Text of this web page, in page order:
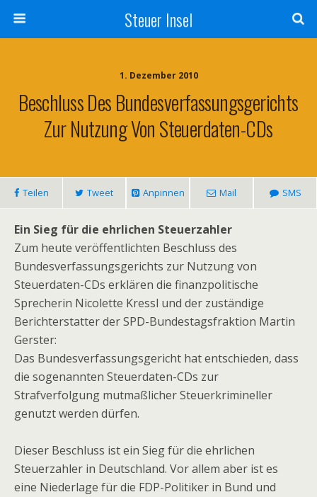
Steuer Insel
1. Dezember 2010
Beschluss Des Bundesverfassungsgerichts
Zur Nutzung Von Steuerdaten-CDs
Teilen Tweet Anpinnen Mail SMS
Ein Sieg für die ehrlichen Steuerzahler
Zum heute veröffentlichten Beschluss des
Bundesverfassungsgerichts zur Nutzung von
Steuerdaten-CDs erklären die finanzpolitische
Sprecherin Nicolette Kressl und der zuständige
Berichterstatter der SPD-Bundestagsfraktion Martin
Gerster:
Das Bundesverfassungsgericht hat entschieden, dass
die sogenannten Steuerdaten-CDs zur
Strafverfolgung mutmaßlicher Steuerkrimineller
genutzt werden dürfen.
Dieser Beschluss ist ein Sieg für die ehrlichen
Steuerzahler in Deutschland. Vor allem aber ist es
eine Niederlage für die FDP-Politiker in Bund und